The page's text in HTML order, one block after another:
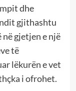
dhe
gjithashtu
gjetjen e një
të
lëkurën e vet
i ofrohet.